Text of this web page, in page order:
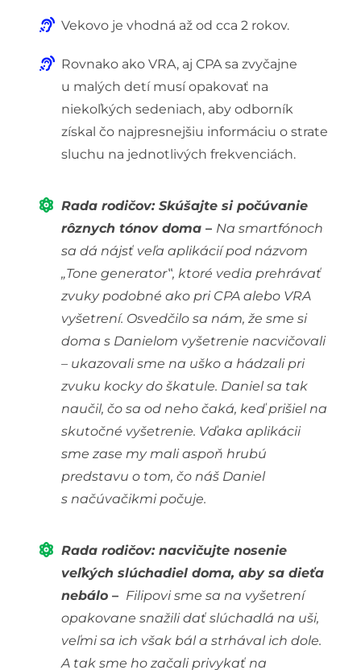
Vekovo je vhodná až od cca 2 rokov.
Rovnako ako VRA, aj CPA sa zvyčajne
u malých detí musí opakovať na
niekoľkých sedeniach, aby odborník
získal čo najpresnejšiu informáciu o strate
sluchu na jednotlivých frekvenciách.
Rada rodičov: Skúšajte si počúvanie
rôznych tónov doma – Na smartfónoch
sa dá nájsť veľa aplikácií pod názvom
„Tone generator‟, ktoré vedia prehrávať
zvuky podobné ako pri CPA alebo VRA
vyšetrení. Osvedčilo sa nám, že sme si
doma s Danielom vyšetrenie nacvičovali
– ukazovali sme na uško a hádzali pri
zvuku kocky do škatule. Daniel sa tak
naučil, čo sa od neho čaká, keď prišiel na
skutočné vyšetrenie. Vďaka aplikácii
sme zase my mali aspoň hrubú
predstavu o tom, čo náš Daniel
s načúvačikmi počuje.
Rada rodičov: nacvičujte nosenie
veľkých slúchadiel doma, aby sa dieťa
nebálo– Filipovi sme sa na vyšetrení
opakovane snažili dať slúchadlá na uši,
veľmi sa ich však bál a strhával ich dole.
A tak sme ho začali privykať na